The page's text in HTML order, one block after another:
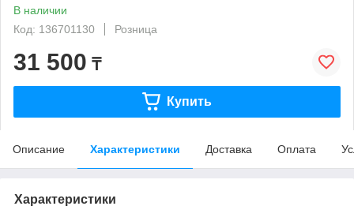
В наличии
Код: 136701130
Розница
31 500 ₸
Купить
Описание Характеристики Доставка Оплата
Характеристики